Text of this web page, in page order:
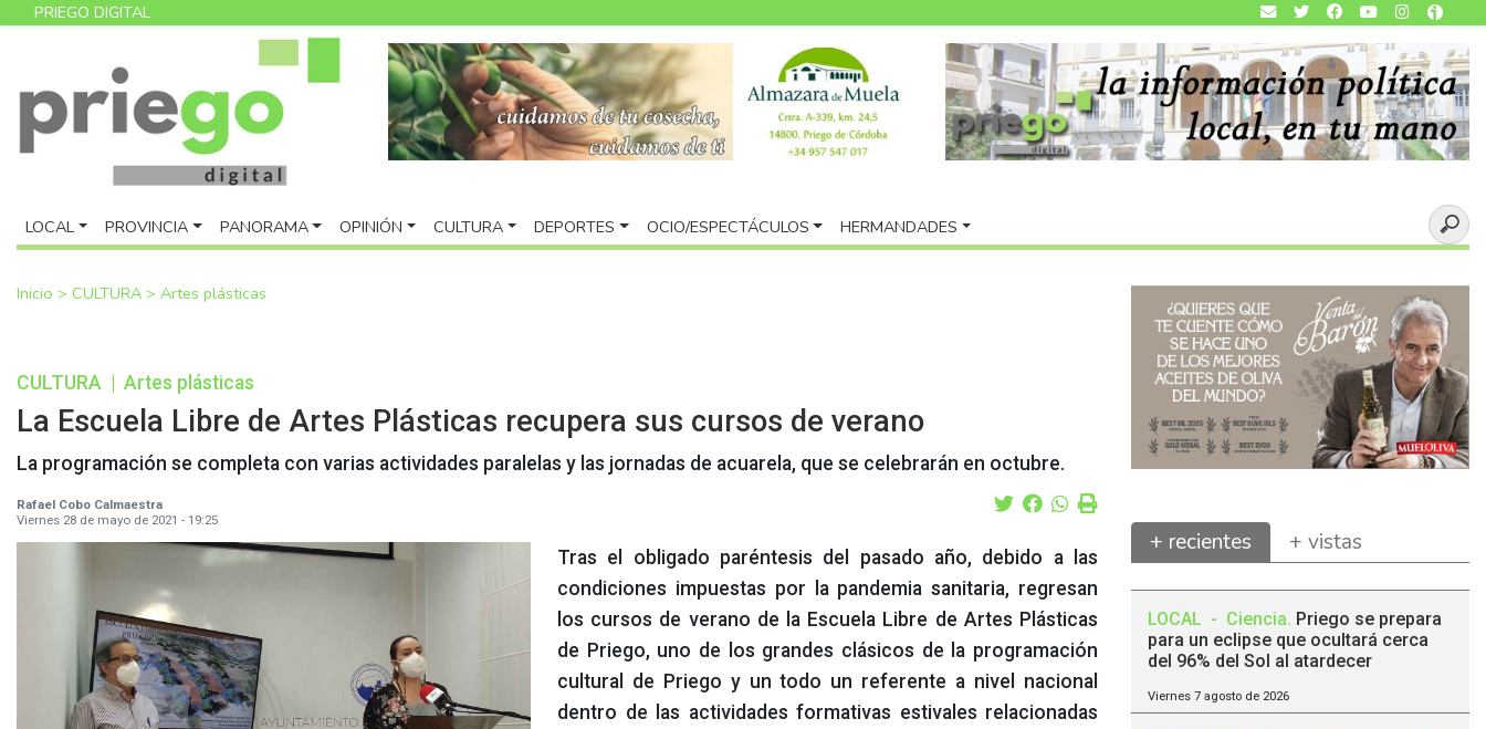
PRIEGO DIGITAL
LOCAL PROVINCIA PANORAMA OPINIÓN CULTURA DEPORTES OCIO/ESPECTÁCULOS HERMANDADES
Inicio > CULTURA > Artes plásticas
CULTURA Artes plásticas
La Escuela Libre de Artes Plásticas recupera sus cursos de verano
La programación se completa con varias actividades paralelas y las jornadas de acuarela, que se celebrarán en octubre.
Rafael Cobo Calmaestra
Viernes 28 de mayo de 2021 - 19:25
Tras el obligado paréntesis del pasado año, debido a las
condiciones impuestas por la pandemia sanitaria, regresan
los cursos de verano de la Escuela Libre de Artes Plásticas
de Priego, uno de los grandes clásicos de la programación
cultural de Priego y un todo un referente a nivel nacional
dentro de las actividades formativas estivales relacionadas
+ recientes + vistas
LOCAL - Ciencia. Priego se prepara
para un eclipse que ocultará cerca
del 96% del Sol al atardecer
Viernes 7 agosto de 2026